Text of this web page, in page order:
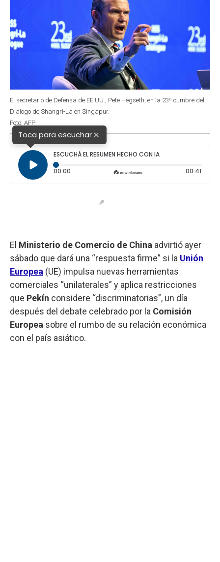
El secretario de Defensa de EE.UU., Pete Hegseth, en la 23ª cumbre del
Diálogo de Shangri-La en Singapur.
Foto: AFP
Toca para escuchar×
ESCUCHÁ EL RESUMEN HECHO CON IA
00:00 Tiempo transcurrido: 0 segundos 00:41
El Ministerio de Comercio de China advirtió ayer
sábado que dará una “respuesta firme” si la Unión
Europea (UE) impulsa nuevas herramientas
comerciales “unilaterales” y aplica restricciones
que Pekín considere “discriminatorias”, un día
después del debate celebrado por la Comisión
Europea sobre el rumbo de su relación económica
con el país asiático.